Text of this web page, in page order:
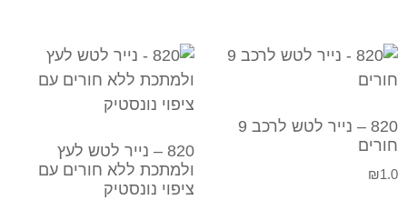
820 – נייר לטש לרכב 9
חורים
₪1.0
820 – נייר לטש לעץ
ולמתכת ללא חורים עם
ציפוי נונסטיק